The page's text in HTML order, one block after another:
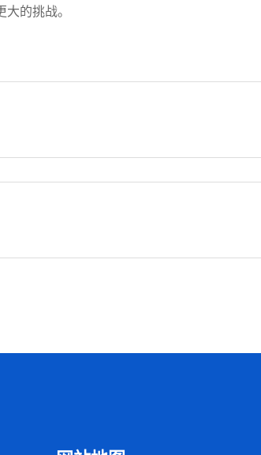
的挑战。